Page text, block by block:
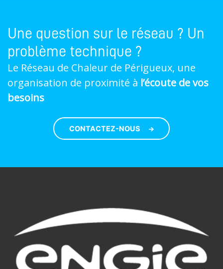
Une question sur le réseau ? Un
problème technique ?
Le Réseau de Chaleur de Périgueux, une
organisation de proximité à l’écoute de vos
besoins
CONTACTEZ-NOUS